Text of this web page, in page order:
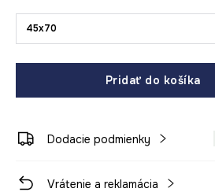
45x70
Pridať do košíka
Dodacie podmienky
Vrátenie a reklamácia